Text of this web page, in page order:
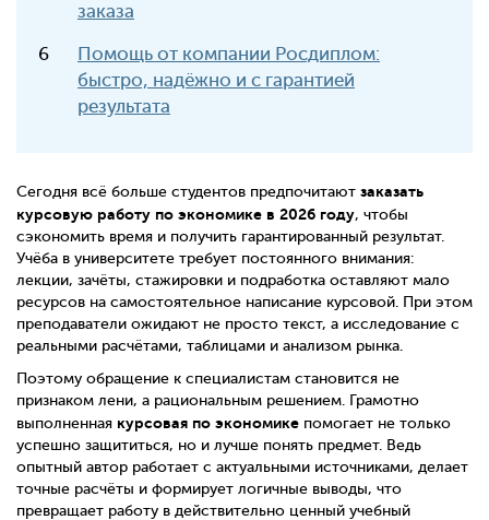
заказа
Помощь от компании Росдиплом:
быстро, надёжно и с гарантией
результата
Сегодня всё больше студентов предпочитают заказать
курсовую работу по экономике в 2026 году, чтобы
сэкономить время и получить гарантированный результат.
Учёба в университете требует постоянного внимания:
лекции, зачёты, стажировки и подработка оставляют мало
ресурсов на самостоятельное написание курсовой. При этом
преподаватели ожидают не просто текст, а исследование с
реальными расчётами, таблицами и анализом рынка.
Поэтому обращение к специалистам становится не
признаком лени, а рациональным решением. Грамотно
выполненная курсовая по экономике помогает не только
успешно защититься, но и лучше понять предмет. Ведь
опытный автор работает с актуальными источниками, делает
точные расчёты и формирует логичные выводы, что
превращает работу в действительно ценный учебный